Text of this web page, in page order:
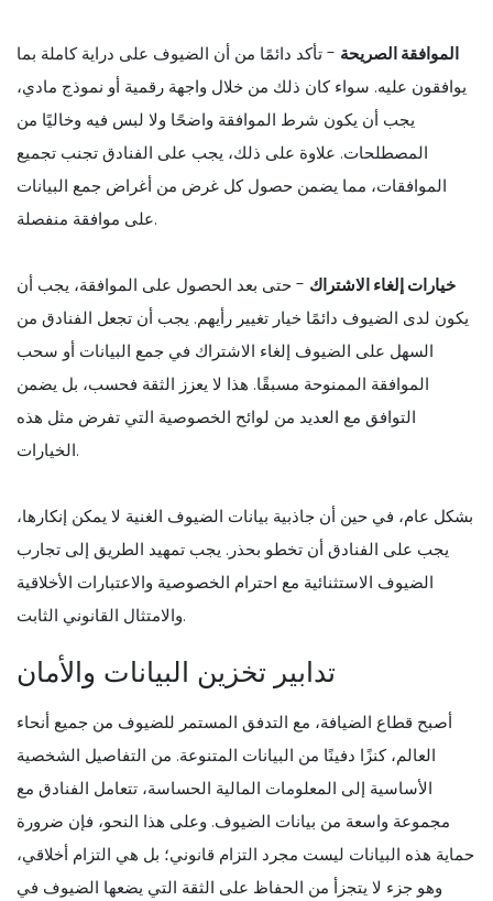
الموافقة الصريحة - تأكد دائمًا من أن الضيوف على دراية كاملة بما
يوافقون عليه. سواء كان ذلك من خلال واجهة رقمية أو نموذج مادي،
يجب أن يكون شرط الموافقة واضحًا ولا لبس فيه وخاليًا من
المصطلحات. علاوة على ذلك، يجب على الفنادق تجنب تجميع
الموافقات، مما يضمن حصول كل غرض من أغراض جمع البيانات
على موافقة منفصلة.
خيارات إلغاء الاشتراك - حتى بعد الحصول على الموافقة، يجب أن
يكون لدى الضيوف دائمًا خيار تغيير رأيهم. يجب أن تجعل الفنادق من
السهل على الضيوف إلغاء الاشتراك في جمع البيانات أو سحب
الموافقة الممنوحة مسبقًا. هذا لا يعزز الثقة فحسب، بل يضمن
التوافق مع العديد من لوائح الخصوصية التي تفرض مثل هذه
الخيارات.
بشكل عام، في حين أن جاذبية بيانات الضيوف الغنية لا يمكن إنكارها،
يجب على الفنادق أن تخطو بحذر. يجب تمهيد الطريق إلى تجارب
الضيوف الاستثنائية مع احترام الخصوصية والاعتبارات الأخلاقية
والامتثال القانوني الثابت.
تدابير تخزين البيانات والأمان
أصبح قطاع الضيافة، مع التدفق المستمر للضيوف من جميع أنحاء
العالم، كنزًا دفينًا من البيانات المتنوعة. من التفاصيل الشخصية
الأساسية إلى المعلومات المالية الحساسة، تتعامل الفنادق مع
مجموعة واسعة من بيانات الضيوف. وعلى هذا النحو، فإن ضرورة
حماية هذه البيانات ليست مجرد التزام قانوني؛ بل هي التزام أخلاقي،
وهو جزء لا يتجزأ من الحفاظ على الثقة التي يضعها الضيوف في